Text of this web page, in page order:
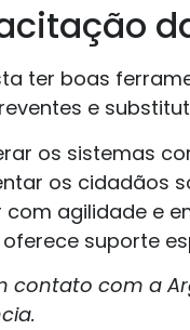
ter boas
e
os sistemas
os cidadãos
com agilidade e
oferece suporte
contato com a